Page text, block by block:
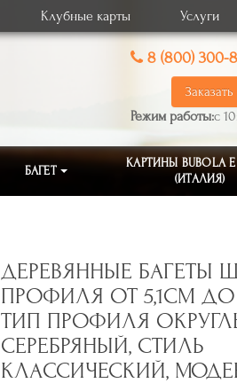
Клубные карты Услуги
8 (800) 300-
Режим работы:с
БАГЕТ
КАРТИНЫ BUBOLA E
(ИТАЛИЯ)
ДЕРЕВЯННЫЕ БАГЕТЫ
ПРОФИЛЯ ОТ 5,1СМ
ТИП ПРОФИЛЯ
СЕРЕБРЯНЫЙ, СТИЛЬ
КЛАССИЧЕСКИЙ,